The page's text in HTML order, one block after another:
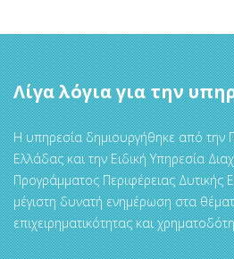
Λίγα λόγια για την
Η υπηρεσία δημιουργήθηκε από την
Ελλάδας και την Ειδική Υπηρεσία
Προγράμματος Περιφέρειας Δυτικής
μέγιστη δυνατή ενημέρωση στα
επιχειρηματικότητας και